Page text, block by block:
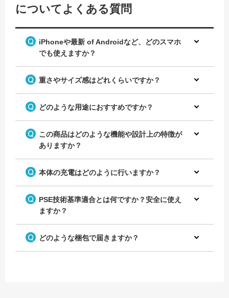
についてよくある質問
iPhoneや最新 of Androidなど、どのスマホ
でも使えますか？
重さやサイズ感はどれくらいですか？
どのような用途におすすめですか？
この商品はどのような機能や設計上の特徴が
ありますか？
本体の充電はどのように行いますか？
PSE技術基準適合とは何ですか？安全に使え
ますか？
どのような梱包で届きますか？